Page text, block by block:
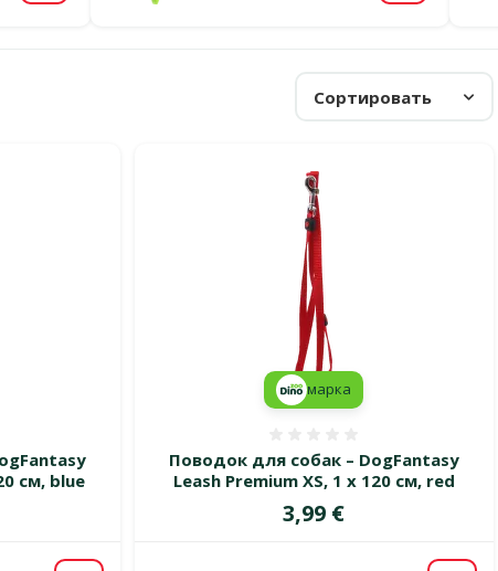
Сортировать
см, blue
Поводок для собак – DogFantasy
Leash Premium XS, 1 x 120 см, red
Цена
3,99 €
марка